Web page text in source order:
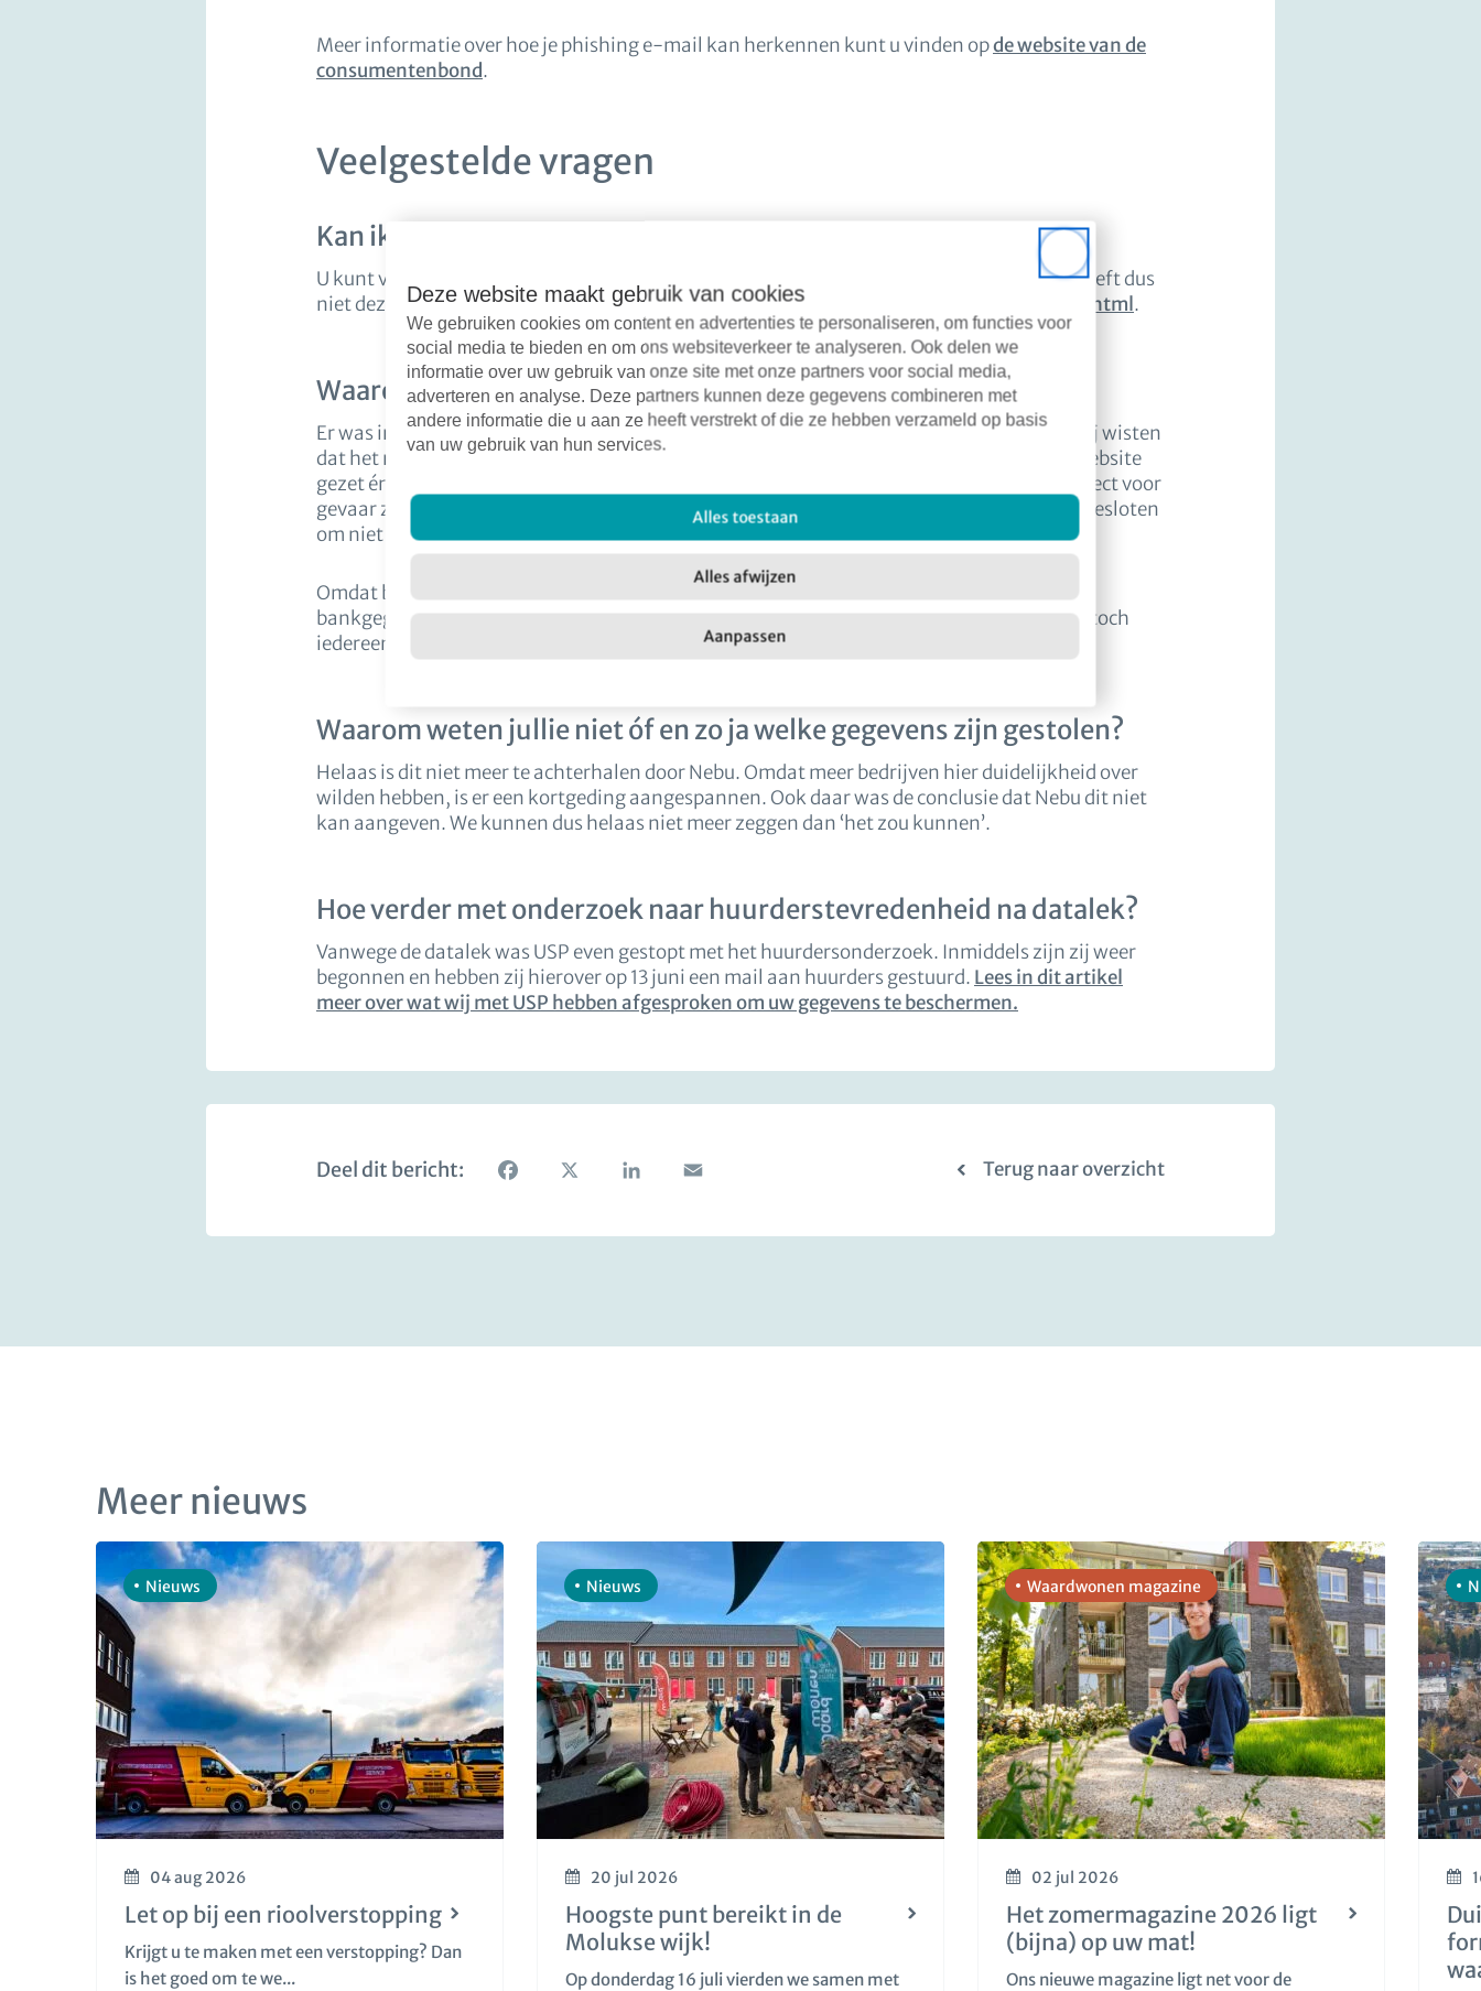
Close
Deze website maakt gebruik van cookies
We gebruiken cookies om content en advertenties te personaliseren, om functies voor
social media te bieden en om ons websiteverkeer te analyseren. Ook delen we
informatie over uw gebruik van onze site met onze partners voor social media,
adverteren en analyse. Deze partners kunnen deze gegevens combineren met
andere informatie die u aan ze heeft verstrekt of die ze hebben verzameld op basis
van uw gebruik van hun services.
Alles toestaan
Alles afwijzen
Aanpassen
Meer informatie over hoe je phishing e-mail kan herkennen kunt u vinden opde website van de
consumentenbond.
Veelgestelde vragen
Kan ik controleren of mijn e-mailadres onlangs is gehackt?
U kunt via de website van de politie ook kijken of uw e-mail is gestolen bij een hack (dit hoeft dus
niet deze hack bij Nebu te zijn). Kijk hiervoor op www.politie.nl/informatie/checkjehack.html.
Waarom zijn wij niet direct persoonlijk geïnformeerd?
Er was in veel onduidelijkheid over welke gegevens bij de hack betrokken waren. Zodra wij wisten
dat het mogelijk ook gegevens van onze huurders betrof hebben wij dit bericht op onze website
gezet én overlegd met de huurdersverenigingen. Omdat het om gegevens ging die niet direct voor
gevaar zorgen (naam, adres, telefoonnummer en e-mail) hebben wij in eerste instantie besloten
om niet iedereen persoonlijk te informeren.
Omdat bekend is dat er in de zomer vaak geprobeerd wordt om toch achter bijvoorbeeld
bankgegevens te komen via e-mails, telefoontjes of tekstberichten, hebben we besloten toch
iedereen waarvan mogelijk de gegevens gestolen zijn te informeren (per brief of e-mail).
Waarom weten jullie niet óf en zo ja welke gegevens zijn gestolen?
Helaas is dit niet meer te achterhalen door Nebu. Omdat meer bedrijven hier duidelijkheid over
wilden hebben, is er een kortgeding aangespannen. Ook daar was de conclusie dat Nebu dit niet
kan aangeven. We kunnen dus helaas niet meer zeggen dan ‘het zou kunnen’.
Hoe verder met onderzoek naar huurderstevredenheid na datalek?
Vanwege de datalek was USP even gestopt met het huurdersonderzoek. Inmiddels zijn zij weer
begonnen en hebben zij hierover op 13 juni een mail aan huurders gestuurd. Lees in dit artikel
meer over wat wij met USP hebben afgesproken om uw gegevens te beschermen.
Deel dit bericht:
Facebook
X LinkedInEmail
Terug naar overzicht
Meer nieuws
Nieuws
04 aug 2026
Let op bij een rioolverstopping
Krijgt u te maken met een verstopping? Dan
is het goed om te we...
Nieuws
20 jul 2026
Hoogste punt bereikt in de
Molukse wijk!
Op donderdag 16 juli vierden we samen met
Waardwonen magazine
02 jul 2026
Het zomermagazine 2026 ligt
(bijna) op uw mat!
Ons nieuwe magazine ligt net voor de